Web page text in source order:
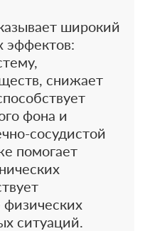
широкий
эффектов:
снижает
фона и
сосудистой
помогает
ситуаций.